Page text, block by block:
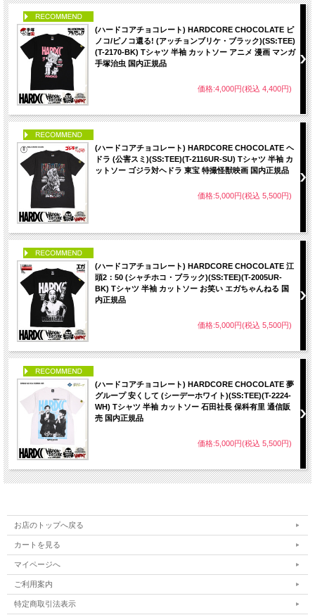
(ハードコアチョコレート) HARDCORE CHOCOLATE ピ
ノコ/ピノコ還る! (アッチョンブリケ・ブラック)(SS:TEE)
(T-2170-BK) Tシャツ 半袖 カットソー アニメ 漫画 マンガ
手塚治虫 国内正規品
価格:4,000円(税込 4,400円)
(ハードコアチョコレート) HARDCORE CHOCOLATE ヘ
ドラ (公害スミ)(SS:TEE)(T-2116UR-SU) Tシャツ 半袖 カ
ットソー ゴジラ対ヘドラ 東宝 特撮怪獣映画 国内正規品
価格:5,000円(税込 5,500円)
(ハードコアチョコレート) HARDCORE CHOCOLATE 江
頭2：50 (シャチホコ・ブラック)(SS:TEE)(T-2005UR-
BK) Tシャツ 半袖 カットソー お笑い エガちゃんねる 国
内正規品
価格:5,000円(税込 5,500円)
(ハードコアチョコレート) HARDCORE CHOCOLATE 夢
グループ 安くして (シーデーホワイト)(SS:TEE)(T-2224-
WH) Tシャツ 半袖 カットソー 石田社長 保科有里 通信販
売 国内正規品
価格:5,000円(税込 5,500円)
お店のトップへ戻る
カートを見る
マイページへ
ご利用案内
特定商取引法表示